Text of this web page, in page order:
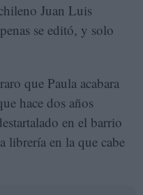
Juan Luis
se editó, y solo
que Paula acabara
hace dos años
en el barrio
librería en la que cabe